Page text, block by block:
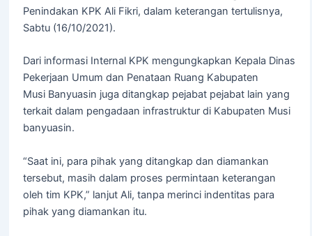
Penindakan KPK Ali Fikri, dalam keterangan tertulisnya,
Sabtu (16/10/2021).
Dari informasi Internal KPK mengungkapkan Kepala Dinas
Pekerjaan Umum dan Penataan Ruang Kabupaten
Musi Banyuasin juga ditangkap pejabat pejabat lain yang
terkait dalam pengadaan infrastruktur di Kabupaten Musi
banyuasin.
“Saat ini, para pihak yang ditangkap dan diamankan
tersebut, masih dalam proses permintaan keterangan
oleh tim KPK,” lanjut Ali, tanpa merinci indentitas para
pihak yang diamankan itu.